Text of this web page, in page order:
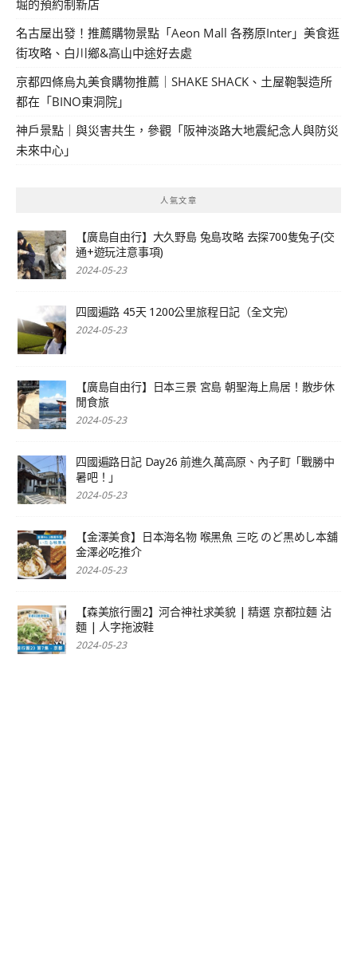
堀的預約制新店
名古屋出發！推薦購物景點「Aeon Mall 各務原Inter」美食逛
街攻略、白川鄉&高山中途好去處
京都四條烏丸美食購物推薦｜SHAKE SHACK、土屋鞄製造所
都在「BINO東洞院」
神戶景點｜與災害共生，參觀「阪神淡路大地震紀念人與防災
未來中心」
人氣文章
【廣島自由行】大久野島 兔島攻略 去探700隻兔子(交
通+遊玩注意事項)
2024-05-23
四國遍路 45天 1200公里旅程日記（全文完）
2024-05-23
【廣島自由行】日本三景 宮島 朝聖海上鳥居！散步休
閒食旅
2024-05-23
四國遍路日記 Day26 前進久萬高原、內子町「戰勝中
暑吧！」
2024-05-23
【金澤美食】日本海名物 喉黑魚 三吃 のど黒めし本舖
金澤必吃推介
2024-05-23
【森美旅行團2】河合神社求美貌 | 精選 京都拉麵 沾
麵 | 人字拖波鞋
2024-05-23